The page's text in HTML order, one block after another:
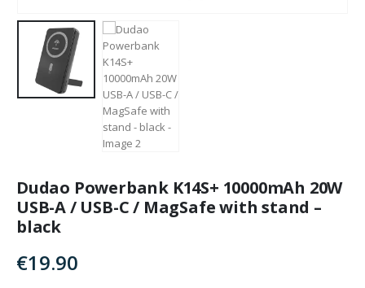
Dudao Powerbank K14S+ 10000mAh 20W
USB-A / USB-C / MagSafe with stand –
black
€19.90